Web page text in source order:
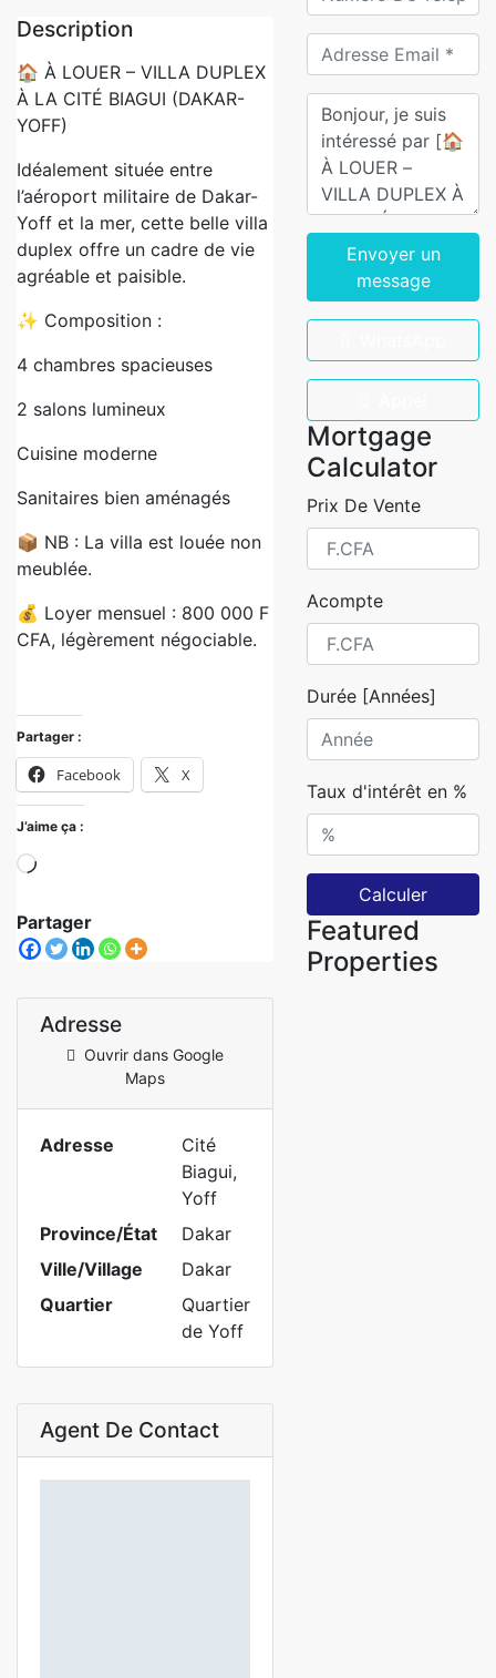
Description
🏠 À LOUER – VILLA DUPLEX
À LA CITÉ BIAGUI (DAKAR-
YOFF)
Idéalement située entre
l’aéroport militaire de Dakar-
Yoff et la mer, cette belle villa
duplex offre un cadre de vie
agréable et paisible.
✨ Composition :
4 chambres spacieuses
2 salons lumineux
Cuisine moderne
Sanitaires bien aménagés
📦 NB : La villa est louée non
meublée.
💰 Loyer mensuel : 800 000 F
CFA, légèrement négociable.
Partager :
Facebook X
J’aime ça :
Partager
Adresse
Ouvrir dans Google
Maps
Adresse
Cité
Biagui,
Yoff
Province/État
Dakar
Ville/Village
Dakar
Quartier
Quartier
de Yoff
Agent De Contact
Envoyer un
message
Mortgage
Calculator
Prix De Vente
Acompte
Durée [Années]
Taux d'intérêt en %
Calculer
Featured
Properties